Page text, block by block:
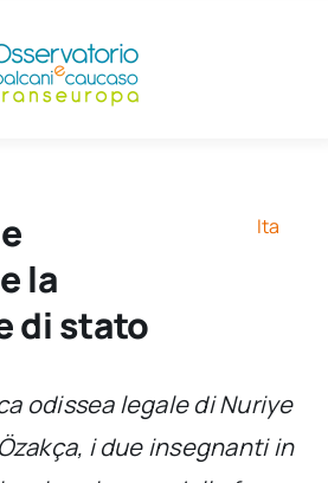
la
di stato
Ita
odissea legale di Nuriye
i due insegnanti in